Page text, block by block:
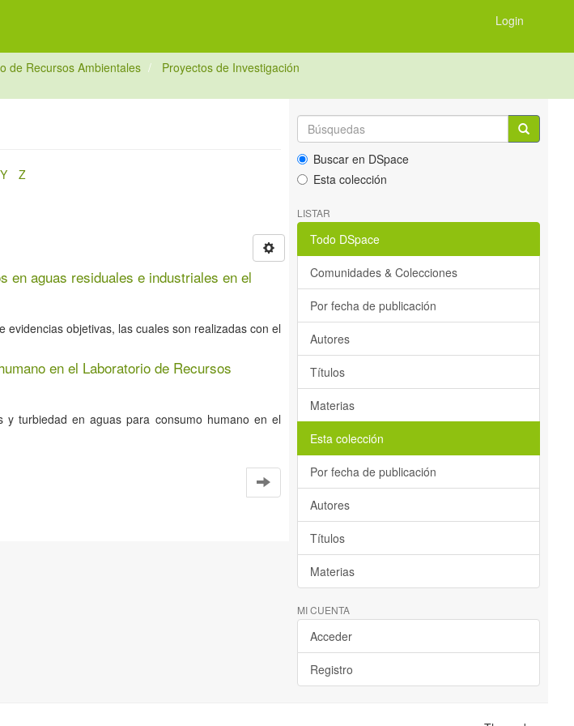
Login
de Recursos Ambientales
Proyectos de Investigación
Y Z
en aguas residuales e industriales en el
objetivas, las cuales son realizadas con el
en el Laboratorio de Recursos
turbiedad en aguas para consumo humano en el
Buscar en DSpace
Esta colección
LISTAR
Todo DSpace
Comunidades & Colecciones
Por fecha de publicación
Autores
Títulos
Materias
Esta colección
Por fecha de publicación
Autores
Títulos
Materias
MI CUENTA
Acceder
Registro